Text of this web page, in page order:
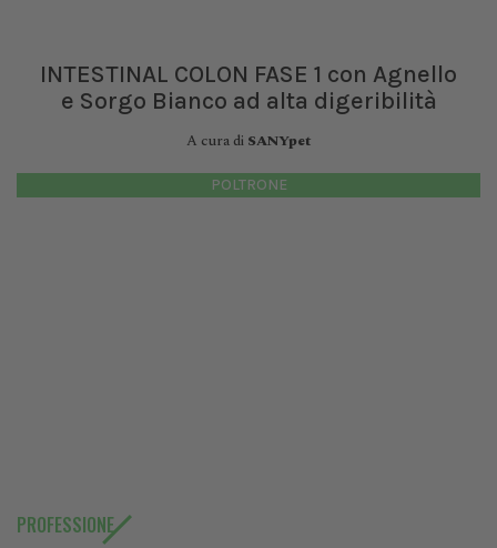
INTESTINAL COLON FASE 1 con Agnello
e Sorgo Bianco ad alta digeribilità
A cura di SANYpet
POLTRONE
PROFESSIONE